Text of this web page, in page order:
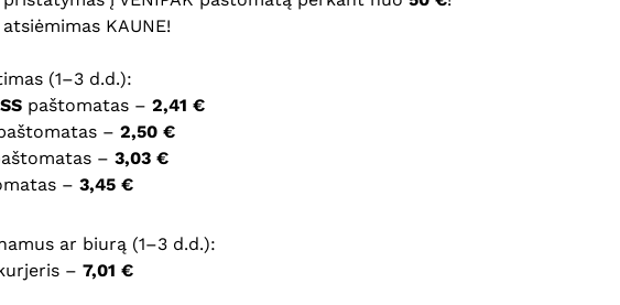
atsiėmimas KAUNE!
(1–3 d.d.):
paštomatas – 2,41 €
– 2,50 €
– 3,03 €
– 3,45 €
ar biurą (1–3 d.d.):
– 7,01 €
jų nebereiktų įvesti iš naujo, kai kitą kartą vėl norėsiu parašyti